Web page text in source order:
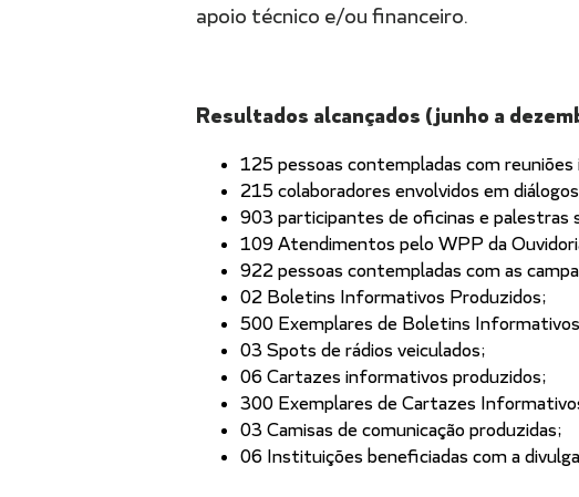
apoio técnico e/ou financeiro.
Resultados alcançados (junho a
125 pessoas contempladas com
215 colaboradores envolvidos em
903 participantes de oficinas e palestras
109 Atendimentos pelo WPP da
922 pessoas contempladas com as
02 Boletins Informativos Produzidos;
500 Exemplares de Boletins
03 Spots de rádios veiculados;
06 Cartazes informativos produzidos;
300 Exemplares de Cartazes
03 Camisas de comunicação produzidas;
06 Instituições beneficiadas com a